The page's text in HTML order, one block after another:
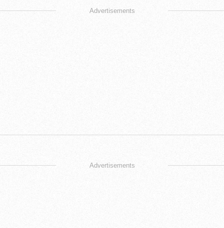
Advertisements
Advertisements